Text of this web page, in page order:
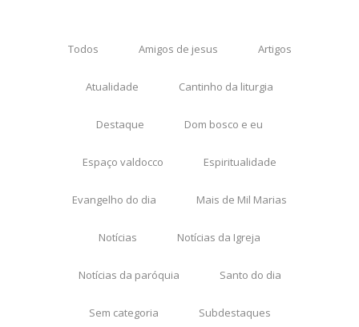
Todos Amigos de jesus Artigos
Atualidade Cantinho da liturgia
Destaque Dom bosco e eu
Espaço valdocco Espiritualidade
Evangelho do dia Mais de Mil Marias
Notícias Notícias da Igreja
Notícias da paróquia Santo do dia
Sem categoria Subdestaques